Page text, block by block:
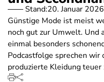
Stand:20. Januar 2026
Günstige Mode ist meist
noch gut zur Umwelt. Und
einmal besonders
Podcastfolge sprechen
produzierte Kleidung teuer